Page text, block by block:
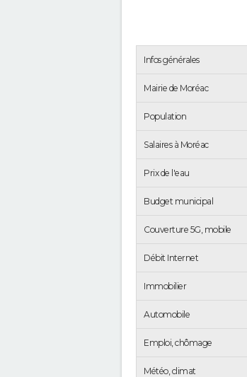
Infos générales
Mairie de Moréac
Population
Salaires à Moréac
Prix de l'eau
Budget municipal
Couverture 5G, mobile
Débit Internet
Immobilier
Automobile
Emploi, chômage
Météo, climat